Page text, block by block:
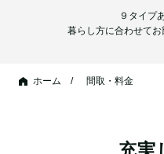
９タイプ
暮らし方に合わせてお
ホーム 間取・料金